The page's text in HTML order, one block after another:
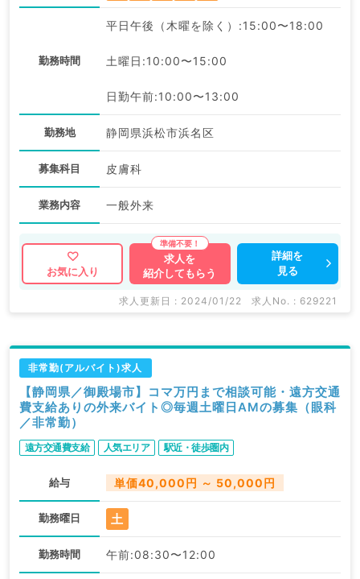
勤務時間
平日午後（木曜を除く）:15:00〜18:00
土曜日:10:00〜15:00
日勤午前:10:00〜13:00
勤務地 静岡県浜松市浜名区
募集科目 皮膚科
業務内容 一般外来
お気に入り
求人を
紹介してもらう
詳細を
見る
求人更新日 : 2024/01/22 求人No. : 629221
非常勤(アルバイト)求人
【静岡県／御殿場市】コマ万円まで相談可能・遠方交通
費支給ありの外来バイト◎毎週土曜日AMの募集（眼科
／非常勤）
遠方交通費支給 人気エリア 駅近・徒歩圏内
給与 単価40,000円 ～ 50,000円
勤務曜日 土
勤務時間 午前:08:30〜12:00